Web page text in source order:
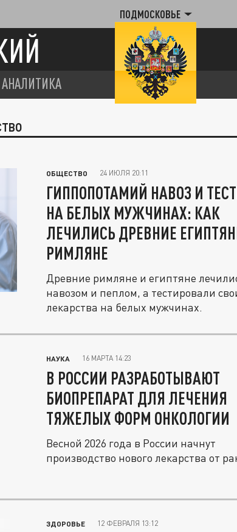
ПОДМОСКОВЬЕ
АНАЛИТИКА
ОБЩЕСТВО 24 ИЮЛЯ 20:11
ГИППОПОТАМИЙ НАВОЗ И
НА БЕЛЫХ МУЖЧИНАХ: КАК
ЛЕЧИЛИСЬ ДРЕВНИЕ
РИМЛЯНЕ
Древние римляне и египтяне
навозом и пеплом, а тестировали
лекарства на белых мужчинах.
НАУКА 16 МАРТА 14:23
В РОССИИ РАЗРАБОТЫВАЮТ
БИОПРЕПАРАТ ДЛЯ ЛЕЧЕНИЯ
ТЯЖЕЛЫХ ФОРМ ОНКОЛОГИИ
Весной 2026 года в России начнут
производство нового лекарства от
ЗДОРОВЬЕ 12 ФЕВРАЛЯ 13:12